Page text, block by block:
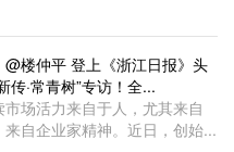
@楼仲平 登上《浙江日报》头
传·常青树”专访！全...
场活力来自于人，尤其来自
来自企业家精神。近日，创始...